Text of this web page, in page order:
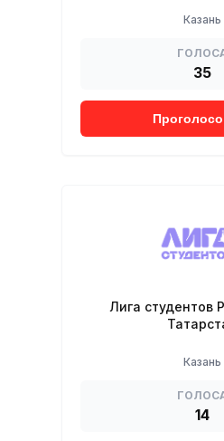
Казань
35
Лига студентов
Казань
14